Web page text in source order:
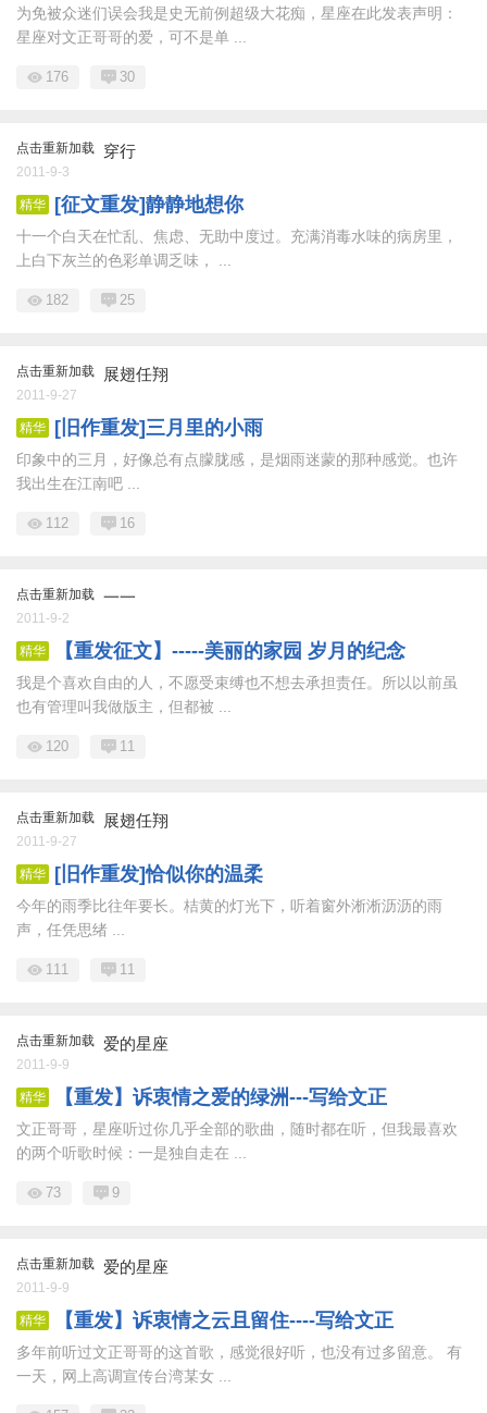
为免被众迷们误会我是史无前例超级大花痴，星座在此发表声明：
星座对文正哥哥的爱，可不是单 ...
176 30
点击重新加载 穿行
2011-9-3
精华 [征文重发]静静地想你
十一个白天在忙乱、焦虑、无助中度过。充满消毒水味的病房里，
上白下灰兰的色彩单调乏味， ...
182 25
点击重新加载 展翅任翔
2011-9-27
精华 [旧作重发]三月里的小雨
印象中的三月，好像总有点朦胧感，是烟雨迷蒙的那种感觉。也许
我出生在江南吧 ...
112 16
点击重新加载 一一
2011-9-2
精华 【重发征文】-----美丽的家园 岁月的纪念
我是个喜欢自由的人，不愿受束缚也不想去承担责任。所以以前虽
也有管理叫我做版主，但都被 ...
120 11
点击重新加载 展翅任翔
2011-9-27
精华 [旧作重发]恰似你的温柔
今年的雨季比往年要长。桔黄的灯光下，听着窗外淅淅沥沥的雨
声，任凭思绪 ...
111 11
点击重新加载 爱的星座
2011-9-9
精华 【重发】诉衷情之爱的绿洲---写给文正
文正哥哥，星座听过你几乎全部的歌曲，随时都在听，但我最喜欢
的两个听歌时候：一是独自走在 ...
73 9
点击重新加载 爱的星座
2011-9-9
精华 【重发】诉衷情之云且留住----写给文正
多年前听过文正哥哥的这首歌，感觉很好听，也没有过多留意。 有
一天，网上高调宣传台湾某女 ...